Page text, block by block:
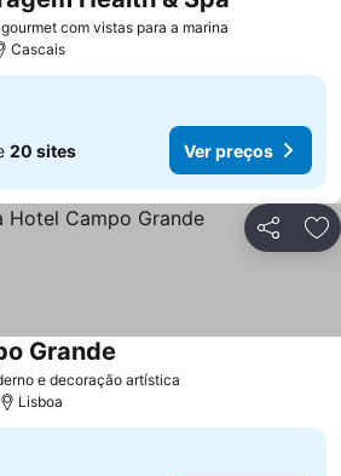
com vistas para a marina
Cascais
20 sites Ver preços
Partilhar
e decoração artística
Grande
Lisboa